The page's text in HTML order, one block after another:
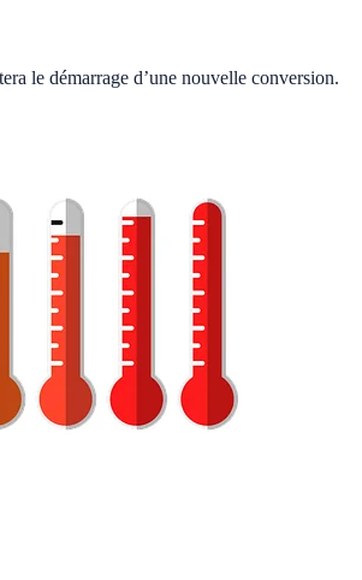
le démarrage d’une nouvelle conversion.